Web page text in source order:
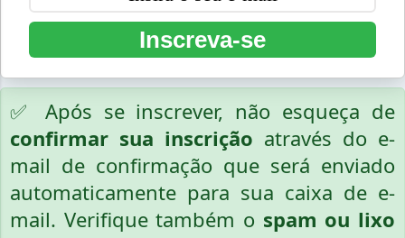
Inscreva-se
✅ Após se inscrever, não esqueça de
confirmar sua inscrição através do e-
mail de confirmação que será enviado
automaticamente para sua caixa de e-
mail. Verifique também o spam ou lixo